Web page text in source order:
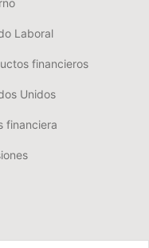
Laboral
financieros
Unidos
financiera